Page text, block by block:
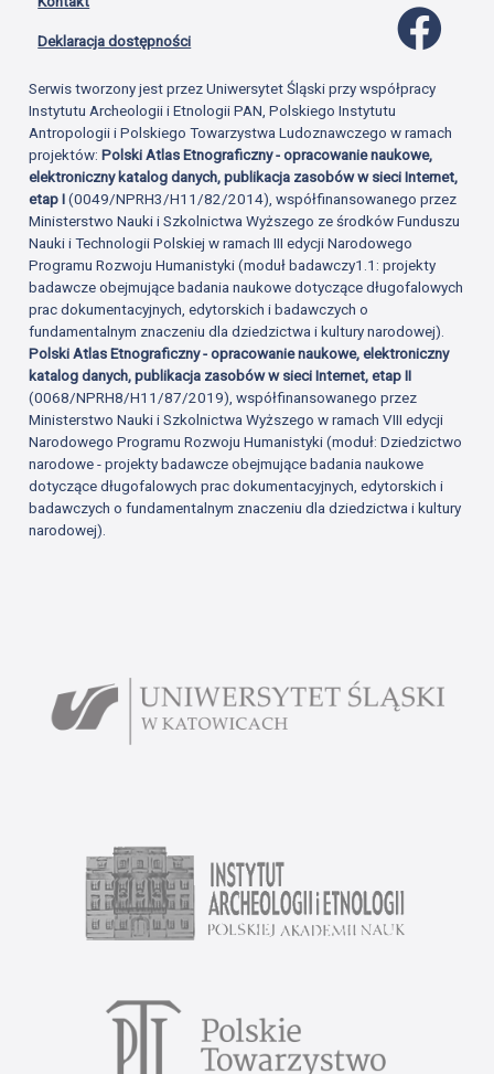
Deklaracja dostępności
Serwis tworzony jest przez Uniwersytet Śląski przy współpracy
Instytutu Archeologii i Etnologii PAN, Polskiego Instytutu
Antropologii i Polskiego Towarzystwa Ludoznawczego w ramach
projektów:Polski Atlas Etnograficzny - opracowanie naukowe,
elektroniczny katalog danych, publikacja zasobów w sieci Internet,
etap I(0049/NPRH3/H11/82/2014), współfinansowanego przez
Ministerstwo Nauki i Szkolnictwa Wyższego ze środków Funduszu
Nauki i Technologii Polskiej w ramach III edycji Narodowego
Programu Rozwoju Humanistyki (moduł badawczy1.1: projekty
badawcze obejmujące badania naukowe dotyczące długofalowych
prac dokumentacyjnych, edytorskich i badawczych o
fundamentalnym znaczeniu dla dziedzictwa i kultury narodowej).
Polski Atlas Etnograficzny - opracowanie naukowe, elektroniczny
katalog danych, publikacja zasobów w sieci Internet, etap II
(0068/NPRH8/H11/87/2019), współfinansowanego przez
Ministerstwo Nauki i Szkolnictwa Wyższego w ramach VIII edycji
Narodowego Programu Rozwoju Humanistyki (moduł: Dziedzictwo
narodowe - projekty badawcze obejmujące badania naukowe
dotyczące długofalowych prac dokumentacyjnych, edytorskich i
badawczych o fundamentalnym znaczeniu dla dziedzictwa i kultury
narodowej).